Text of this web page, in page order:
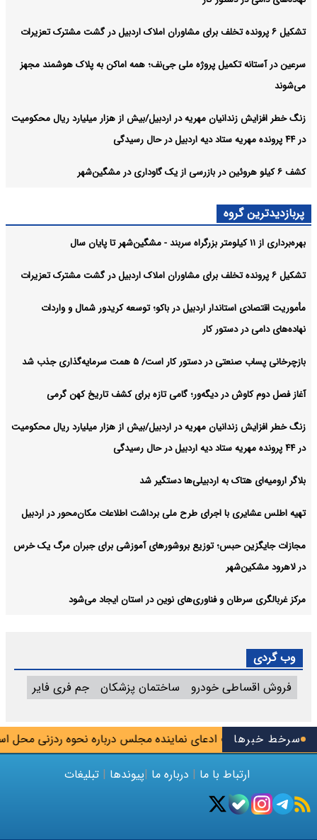
سرخط خبرها
تکذیب ادعای نماینده مجلس درباره نحوه ردزنی محل تیم
تشکیل ۶ پرونده تخلف برای مشاوران املاک اردبیل در گشت مشترک تعزیرات
سرعین در آستانه تکمیل پروژه ملی جی‌نف؛ همه اماکن به پلاک هوشمند مجهز
می‌شوند
زنگ خطر افزایش زندانیان مهریه در اردبیل/بیش از هزار میلیارد ریال محکومیت
در ۴۴ پرونده مهریه ستاد دیه اردبیل در حال رسیدگی
کشف ۶ کیلو هروئین در بازرسی از یک گاوداری در مشگین‌شهر
پربازدیدترین گروه
بهره‌برداری از ۱۱ کیلومتر بزرگراه سربند - مشگین‌شهر تا پایان سال
تشکیل ۶ پرونده تخلف برای مشاوران املاک اردبیل در گشت مشترک تعزیرات
مأموریت اقتصادی استاندار اردبیل در باکو؛ توسعه کریدور شمال و واردات
نهاده‌های دامی در دستور کار
بازچرخانی پساب صنعتی در دستور کار است/ ۵ همت سرمایه‌گذاری جذب شد
آغاز فصل دوم کاوش در دیگه‌ور؛ گامی تازه برای کشف تاریخ کهن گرمی
زنگ خطر افزایش زندانیان مهریه در اردبیل/بیش از هزار میلیارد ریال محکومیت
در ۴۴ پرونده مهریه ستاد دیه اردبیل در حال رسیدگی
بلاگر ارومیه‌ای هتاک به اردبیلی‌ها دستگیر شد
تهیه اطلس عشایری با اجرای طرح ملی برداشت اطلاعات مکان‌محور در اردبیل
مجازات جایگزین حبس؛ توزیع بروشورهای آموزشی برای جبران مرگ یک خرس
در لاهرود مشکین‌شهر
مرکز غربالگری سرطان و فناوری‌های نوین در استان ایجاد می‌شود
وب گردی
فروش اقساطی خودرو
ساختمان پزشکان جم فری فایر
ارتباط با ما | درباره ما |پیوندها | تبلیغات